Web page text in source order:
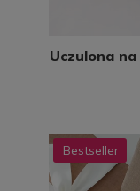
Uczulona